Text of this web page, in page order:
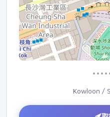
Kowloon /